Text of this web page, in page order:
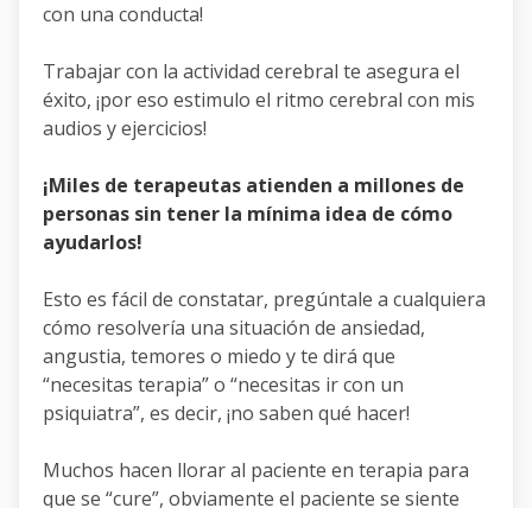
con una conducta!
Trabajar con la actividad cerebral te asegura el
éxito, ¡por eso estimulo el ritmo cerebral con mis
audios y ejercicios!
¡Miles de terapeutas atienden a millones de
personas sin tener la mínima idea de cómo
ayudarlos!
Esto es fácil de constatar, pregúntale a cualquiera
cómo resolvería una situación de ansiedad,
angustia, temores o miedo y te dirá que
“necesitas terapia” o “necesitas ir con un
psiquiatra”, es decir, ¡no saben qué hacer!
Muchos hacen llorar al paciente en terapia para
que se “cure”, obviamente el paciente se siente